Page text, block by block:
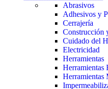
Abrasivos
Adhesivos y
Cerrajería
Construcción
Cuidado del
Electricidad
Herramientas
Herramientas
Herramientas